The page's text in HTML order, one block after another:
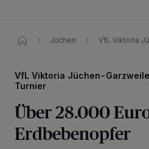
Jüchen VfL Viktoria
VfL Viktoria Jüchen-
Turnier
Über 28.000
Erdbebenopfer
Wir und unsere 218-Partner speichern und
wie Browserdaten oder eindeutige